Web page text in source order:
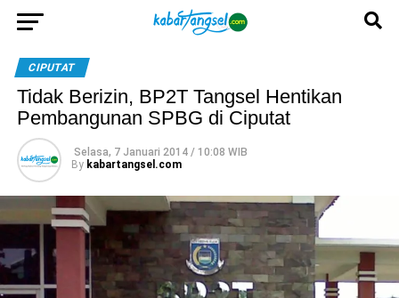
CIPUTAT
Tidak Berizin, BP2T Tangsel Hentikan
Pembangunan SPBG di Ciputat
Selasa, 7 Januari 2014 / 10:08 WIB
By kabartangsel.com